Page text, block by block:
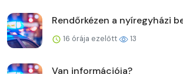
Rendőrkézen a nyíregyházi
16 órája ezelőtt 13
Van információja?